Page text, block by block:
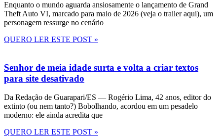
Enquanto o mundo aguarda ansiosamente o lançamento de Grand
Theft Auto VI, marcado para maio de 2026 (veja o trailer aqui), um
personagem ressurge no cenário
QUERO LER ESTE POST »
Senhor de meia idade surta e volta a criar textos
para site desativado
Da Redação de Guarapari/ES — Rogério Lima, 42 anos, editor do
extinto (ou nem tanto?) Bobolhando, acordou em um pesadelo
moderno: ele ainda acredita que
QUERO LER ESTE POST »